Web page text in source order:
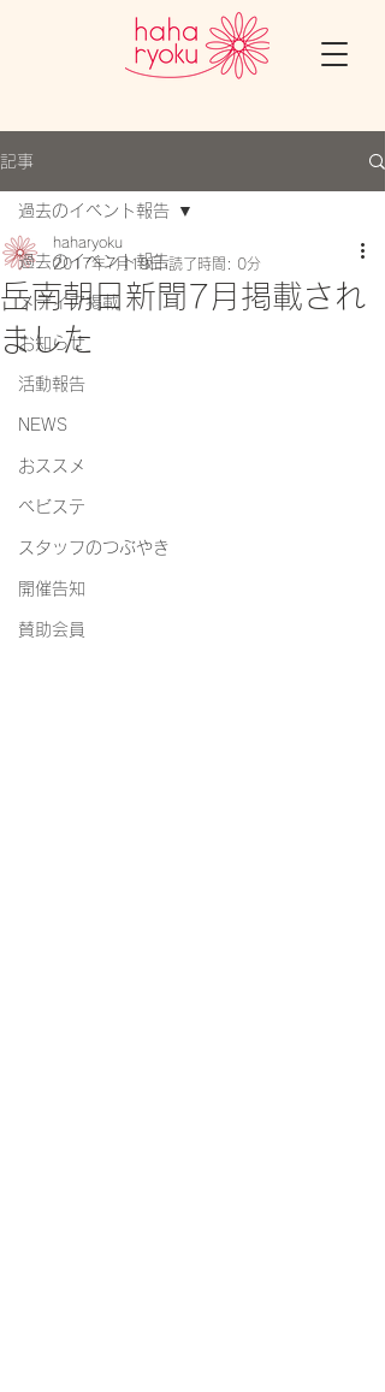
記事
過去のイベント報告
メディア掲載
お知らせ
活動報告
NEWS
おススメ
ベビステ
スタッフのつぶやき
開催告知
賛助会員
過去のイベント報告
岳南朝日新聞7月掲載され
ました
haharyoku
2017年7月19日 読了時間: 0分